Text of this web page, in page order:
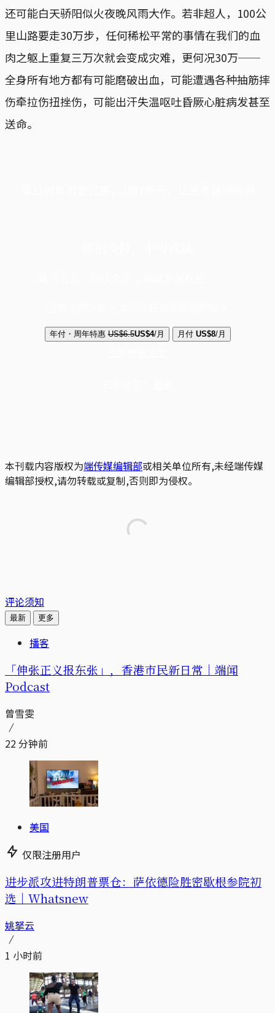
还可能白天骄阳似火夜晚风雨大作。若非超人，100公
里山路要走30万步，任何稀松平常的事情在我们的血
肉之躯上重复三万次就会变成灾难，更何况30万──
全身所有地方都有可能磨破出血，可能遭遇各种抽筋摔
伤牵拉伤扭挫伤，可能出汗失温呕吐昏厥心脏病发甚至
送命。
年付・周年特惠 US$6.5US$4/月 月付 US$8/月
本刊载内容版权为端传媒编辑部或相关单位所有,未经端传媒
编辑部授权,请勿转载或复制,否则即为侵权。
评论须知
最新 更多
播客
「伸张正义报东张」，香港市民新日常｜端闻
Podcast
曾雪雯
22 分钟前
美国
仅限注册用户
进步派攻进特朗普票仓：萨依德险胜密歇根参院初
选｜Whatsnew
姚拏云
1 小时前